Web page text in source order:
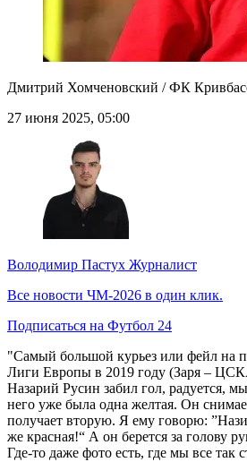
Дмитрий Хомченовский / ФК
27 июня 2025, 05:00
Володимир Пастух Журналист
Все новости ЧМ-2026 в один клик.
Подписаться на Футбол 24
"Самый большой курьез или фейл на
Лиги Европы в 2019 году (Заря –
Назарий Русин забил гол, радуется,
него уже была одна желтая. Он
получает вторую. Я ему говорю:
же красная!“ А он берется за голову
Где-то даже фото есть, где мы все так